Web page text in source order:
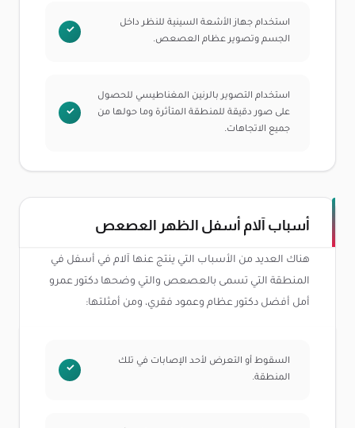
استخدام جهاز الأشعة السينية للنظر داخل
الجسم وتصوير عظام العصعص.
استخدام التصوير بالرنين المغناطيسي للحصول
على صور دقيقة للمنطقة المتأثرة وما حولها من
جميع الاتجاهات.
أسباب آلام أسفل الظهر العصعص
هناك العديد من الأسباب التي ينتج عنها آلام في أسفل في
المنطقة التي تسمى بالعصعص والتي وضحها دكتور عمرو
أمل أفضل دكتور عظام وعمود فقري، ومن أمثلتها:
السقوط أو التعرض لأحد الإصابات في تلك
المنطقة.